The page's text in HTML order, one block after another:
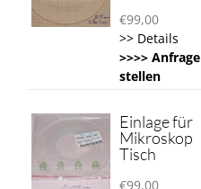
€99,00
>> Details
>>>> Anfrage
stellen
Einlage für
Mikroskop
Tisch
€99,00